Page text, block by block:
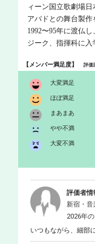
ィーン国立歌劇場
アバドとの舞台製作
1992〜95年に渡仏
ジーク、指揮科に
師事。同年、フラ
テンバックに指揮法
1994〜95年には英
音楽監督B.ワーズ
台音楽に研鑽を積
楽文化の活性化を
ナ団＞を結成し、
いる。 オペラ作品
ムニペトラ』(2024
る。『僕は夢を見
くさ天使』(04年)
記念事業として公
弦楽団＜Orchestre
ている。その他に
【メンバー満足度】評価
大変満足
ほぼ満足
まあまあ
やや不満
大変不満
評価者情
新宿・音
2026年
いつもながら、細部